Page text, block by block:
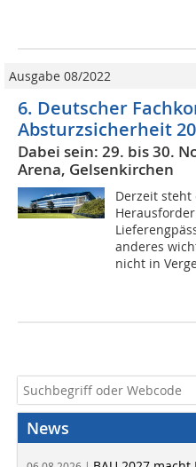
Ausgabe 08/2022
6. Deutscher
Absturzsicherheit
Dabei sein: 29. bis 30.
Arena, Gelsenkirchen
Derzeit steht
anderes
nicht in
News